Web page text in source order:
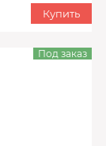
Купить
Под заказ